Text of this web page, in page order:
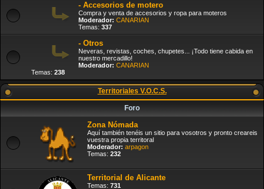
- Accesorios de motero
Compra y venta de accesorios y ropa para moteros
Moderador: CANARIAN
Temas: 337
- Otros
Neveras, revistas, coches, chupetes... ¡Todo tiene cabida en
nuestro mercadillo!
Moderador: CANARIAN
Temas: 238
Territoriales V.O.C.S.
Foro
Zona Nómada
Aquí también tenéis un sitio para vosotros y pronto creareis
vuestra propia territoral
Moderador: arpagon
Temas: 232
Territorial de Alicante
Temas: 731